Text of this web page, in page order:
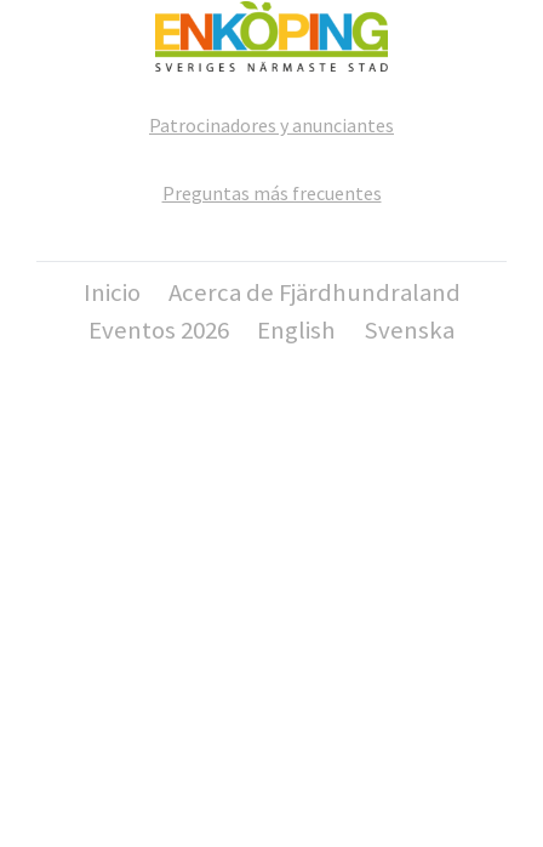
Patrocinadores y anunciantes
Preguntas más frecuentes
Inicio
Acerca de Fjärdhundraland
Eventos 2026
English Svenska